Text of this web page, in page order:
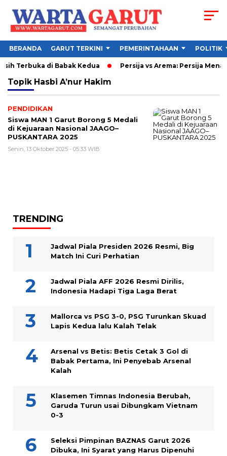
BERANDA GARUT TERKINI PEMERINTAHAAN POLITIK
Terbuka di Babak Kedua Persija vs Arema: Persija
Topik Hasbi A’nur Hakim
PENDIDIKAN
Siswa MAN 1 Garut Borong 5 Medali
di Kejuaraan Nasional JAAGO–
PUSKANTARA 2025
Senin, 13 Oktober 2025 - 05:33 WIB
TRENDING
Jadwal Piala Presiden 2026 Resmi, Big
Match Ini Curi Perhatian
Jadwal Piala AFF 2026 Resmi Dirilis,
Indonesia Hadapi Tiga Laga Berat
Mallorca vs PSG 3-0, PSG Turunkan Skuad
Lapis Kedua lalu Kalah Telak
Arsenal vs Betis: Betis Cetak 3 Gol di
Babak Pertama, Ini Penyebab Arsenal
Kalah
Klasemen Timnas Indonesia Berubah,
Garuda Turun usai Dibungkam Vietnam
0-3
Seleksi Pimpinan BAZNAS Garut 2026
Dibuka, Ini Syarat yang Harus Dipenuhi